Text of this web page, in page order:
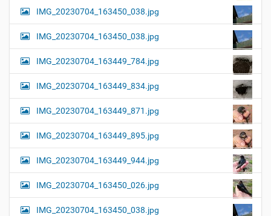
IMG_20230704_163450_038.jpg
IMG_20230704_163450_038.jpg
IMG_20230704_163449_784.jpg
IMG_20230704_163449_834.jpg
IMG_20230704_163449_871.jpg
IMG_20230704_163449_895.jpg
IMG_20230704_163449_944.jpg
IMG_20230704_163450_026.jpg
IMG_20230704_163450_038.jpg